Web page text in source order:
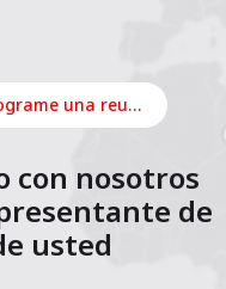
Programe una reunión en línea
con nosotros
de
usted